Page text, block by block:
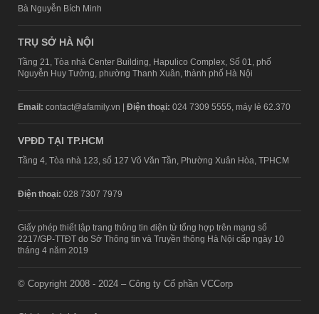
Bà Nguyễn Bích Minh
TRỤ SỞ HÀ NỘI
Tầng 21, Tòa nhà Center Building, Hapulico Complex, Số 01, phố
Nguyễn Huy Tưởng, phường Thanh Xuân, thành phố Hà Nội
Email: contact@afamily.vn | Điện thoại: 024 7309 5555, máy lẻ 62.370
VPĐD TẠI TP.HCM
Tầng 4, Tòa nhà 123, số 127 Võ Văn Tần, Phường Xuân Hòa, TPHCM
Điện thoại: 028 7307 7979
Giấy phép thiết lập trang thông tin điện tử tổng hợp trên mạng số
2217/GP-TTĐT do Sở Thông tin và Truyền thông Hà Nội cấp ngày 10
tháng 4 năm 2019
© Copyright 2008 - 2024 – Công ty Cổ phần VCCorp